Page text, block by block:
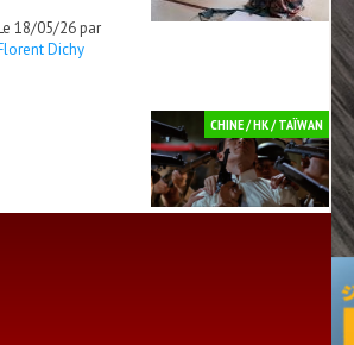
18/05/26 par
Dichy
CHINE / HK / TAÏWAN